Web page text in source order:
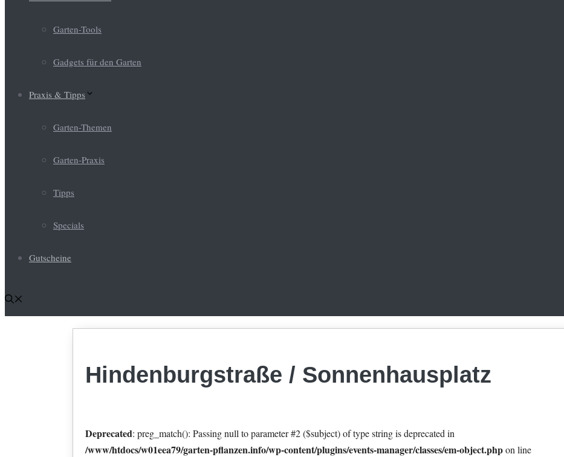
Garten-Tools
Gadgets für den Garten
Praxis & Tipps
Garten-Themen
Garten-Praxis
Tipps
Specials
Gutscheine
Hindenburgstraße / Sonnenhausplatz
Deprecated: preg_match(): Passing null to parameter #2 ($subject) of type string is deprecated in
/www/htdocs/w01eea79/garten-pflanzen.info/wp-content/plugins/events-manager/classes/em-object.phpon line